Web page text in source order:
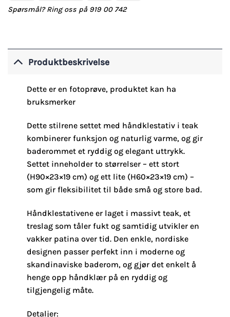
Spørsmål? Ring oss på 919 00 742
Produktbeskrivelse
Dette er en fotoprøve, produktet kan ha
bruksmerker
Dette stilrene settet med håndklestativ i teak
kombinerer funksjon og naturlig varme, og gir
baderommet et ryddig og elegant uttrykk.
Settet inneholder to størrelser – ett stort
(H90×23×19 cm) og ett lite (H60×23×19 cm) –
som gir fleksibilitet til både små og store bad.
Håndklestativene er laget i massivt teak, et
treslag som tåler fukt og samtidig utvikler en
vakker patina over tid. Den enkle, nordiske
designen passer perfekt inn i moderne og
skandinaviske baderom, og gjør det enkelt å
henge opp håndklær på en ryddig og
tilgjengelig måte.
Detaljer: